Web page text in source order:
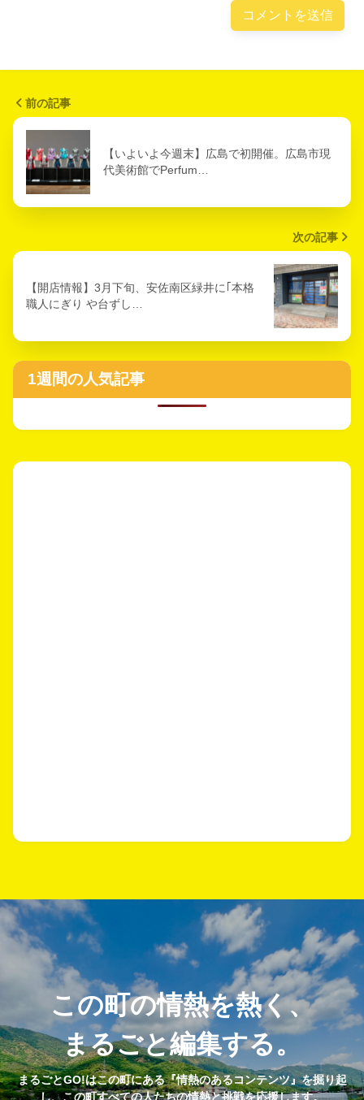
前の記事
【いよいよ今週末】広島で初開催。広島市現
代美術館でPerfum…
次の記事
【開店情報】3月下旬、安佐南区緑井に｢本格
職人にぎり や台ずし…
1週間の人気記事
この町の情熱を熱く、
まるごと編集する。
まるごとGO!はこの町にある『情熱のあるコンテンツ』を掘り起
し、この町すべての人たちの情熱と挑戦を応援します。